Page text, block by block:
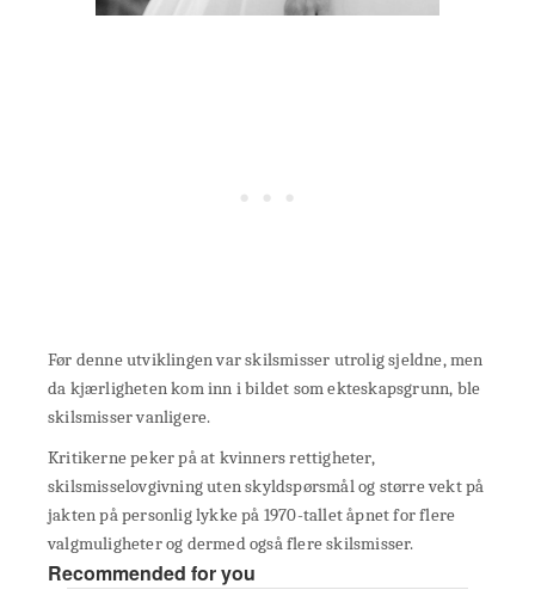
Før denne utviklingen var skilsmisser utrolig sjeldne, men
da kjærligheten kom inn i bildet som ekteskapsgrunn, ble
skilsmisser vanligere.
Kritikerne peker på at kvinners rettigheter,
skilsmisselovgivning uten skyldspørsmål og større vekt på
jakten på personlig lykke på 1970-tallet åpnet for flere
valgmuligheter og dermed også flere skilsmisser.
Recommended for you